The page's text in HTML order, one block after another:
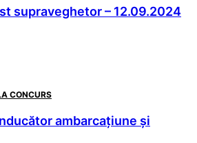
supraveghetor – 12.09.2024
CONCURS
ambarcațiune și